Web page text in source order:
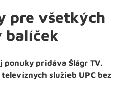
pre všetkých
balíček
ponuky pridáva Šlágr TV.
služieb UPC bez